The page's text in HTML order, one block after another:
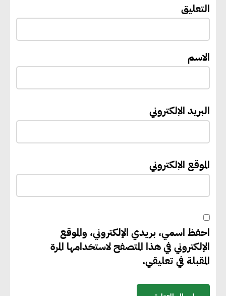
التعليق
الاسم
البريد الإلكتروني
الموقع الإلكتروني
احفظ اسمي، بريدي الإلكتروني، والموقع
الإلكتروني في هذا المتصفح لاستخدامها المرة
المقبلة في تعليقي.
رئيس الوزراء يستقبل المدير العام
يعمل على تطوير موقعه الإلكتروني
حوكمة ملف الإعاقة في مصر
مليون جنيه إسترليني لدعم توسع
المتجددة
جوجل تعلن إضافة 12 جيجاوات
من الطاقة النظيفة وتجنب انبعاث
أكسيد الكربون